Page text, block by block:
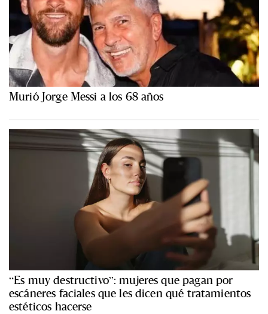
Murió Jorge Messi a los 68 años
“Es muy destructivo”: mujeres que pagan por
escáneres faciales que les dicen qué tratamientos
estéticos hacerse